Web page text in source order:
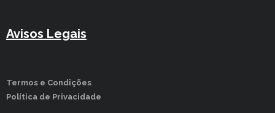
Avisos Legais
Termos e Condições
Política de Privacidade